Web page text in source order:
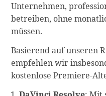
Unternehmen,
betreiben, ohne
müssen.
Basierend auf unseren
empfehlen wir
kostenlose Premiere-